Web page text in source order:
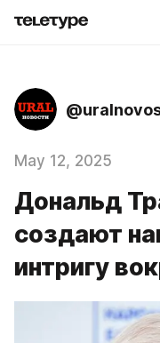
May 12, 2025
Дональд
создают
интригу